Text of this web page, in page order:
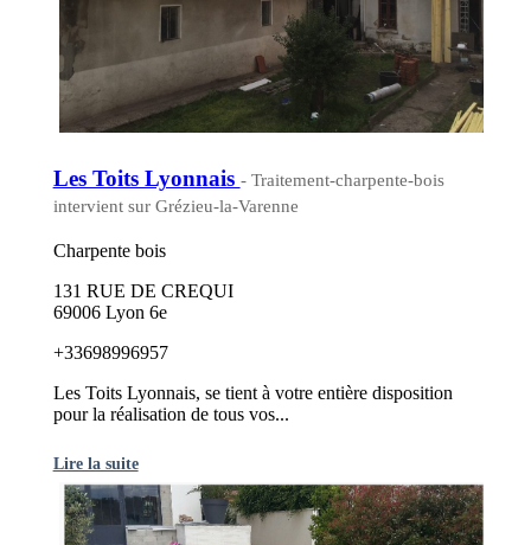
Les Toits Lyonnais - Traitement-charpente-bois
intervient sur Grézieu-la-Varenne
Charpente bois
131 RUE DE CREQUI
69006 Lyon 6e
+33698996957
Les Toits Lyonnais, se tient à votre entière disposition
pour la réalisation de tous vos...
Lire la suite